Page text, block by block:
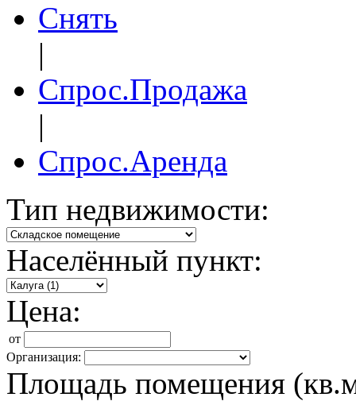
Снять
|
Спрос.Продажа
|
Спрос.Аренда
Тип недвижимости:
Населённый пункт:
Цена:
от
Организация:
Площадь помещения